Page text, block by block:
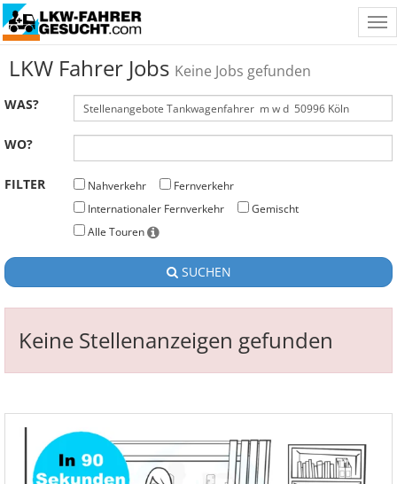
LKW Fahrer Jobs Keine Jobs gefunden
WAS?
WO?
FILTER Nahverkehr
Fernverkehr
Internationaler Fernverkehr
Gemischt
Alle Touren
SUCHEN
Keine Stellenanzeigen gefunden